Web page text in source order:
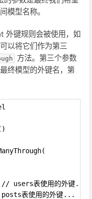
模型名称。
外键规则会被使用，如
以将它们作为第三
方法。第三个参数
终模型的外键名，第
users表使用的外键...
表使用的外键...